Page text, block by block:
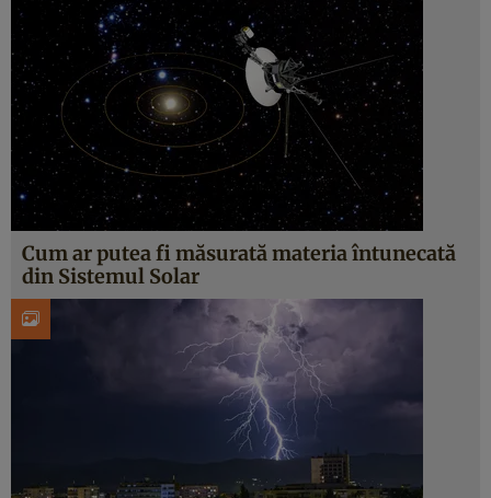
Cum ar putea fi măsurată materia întunecată
din Sistemul Solar